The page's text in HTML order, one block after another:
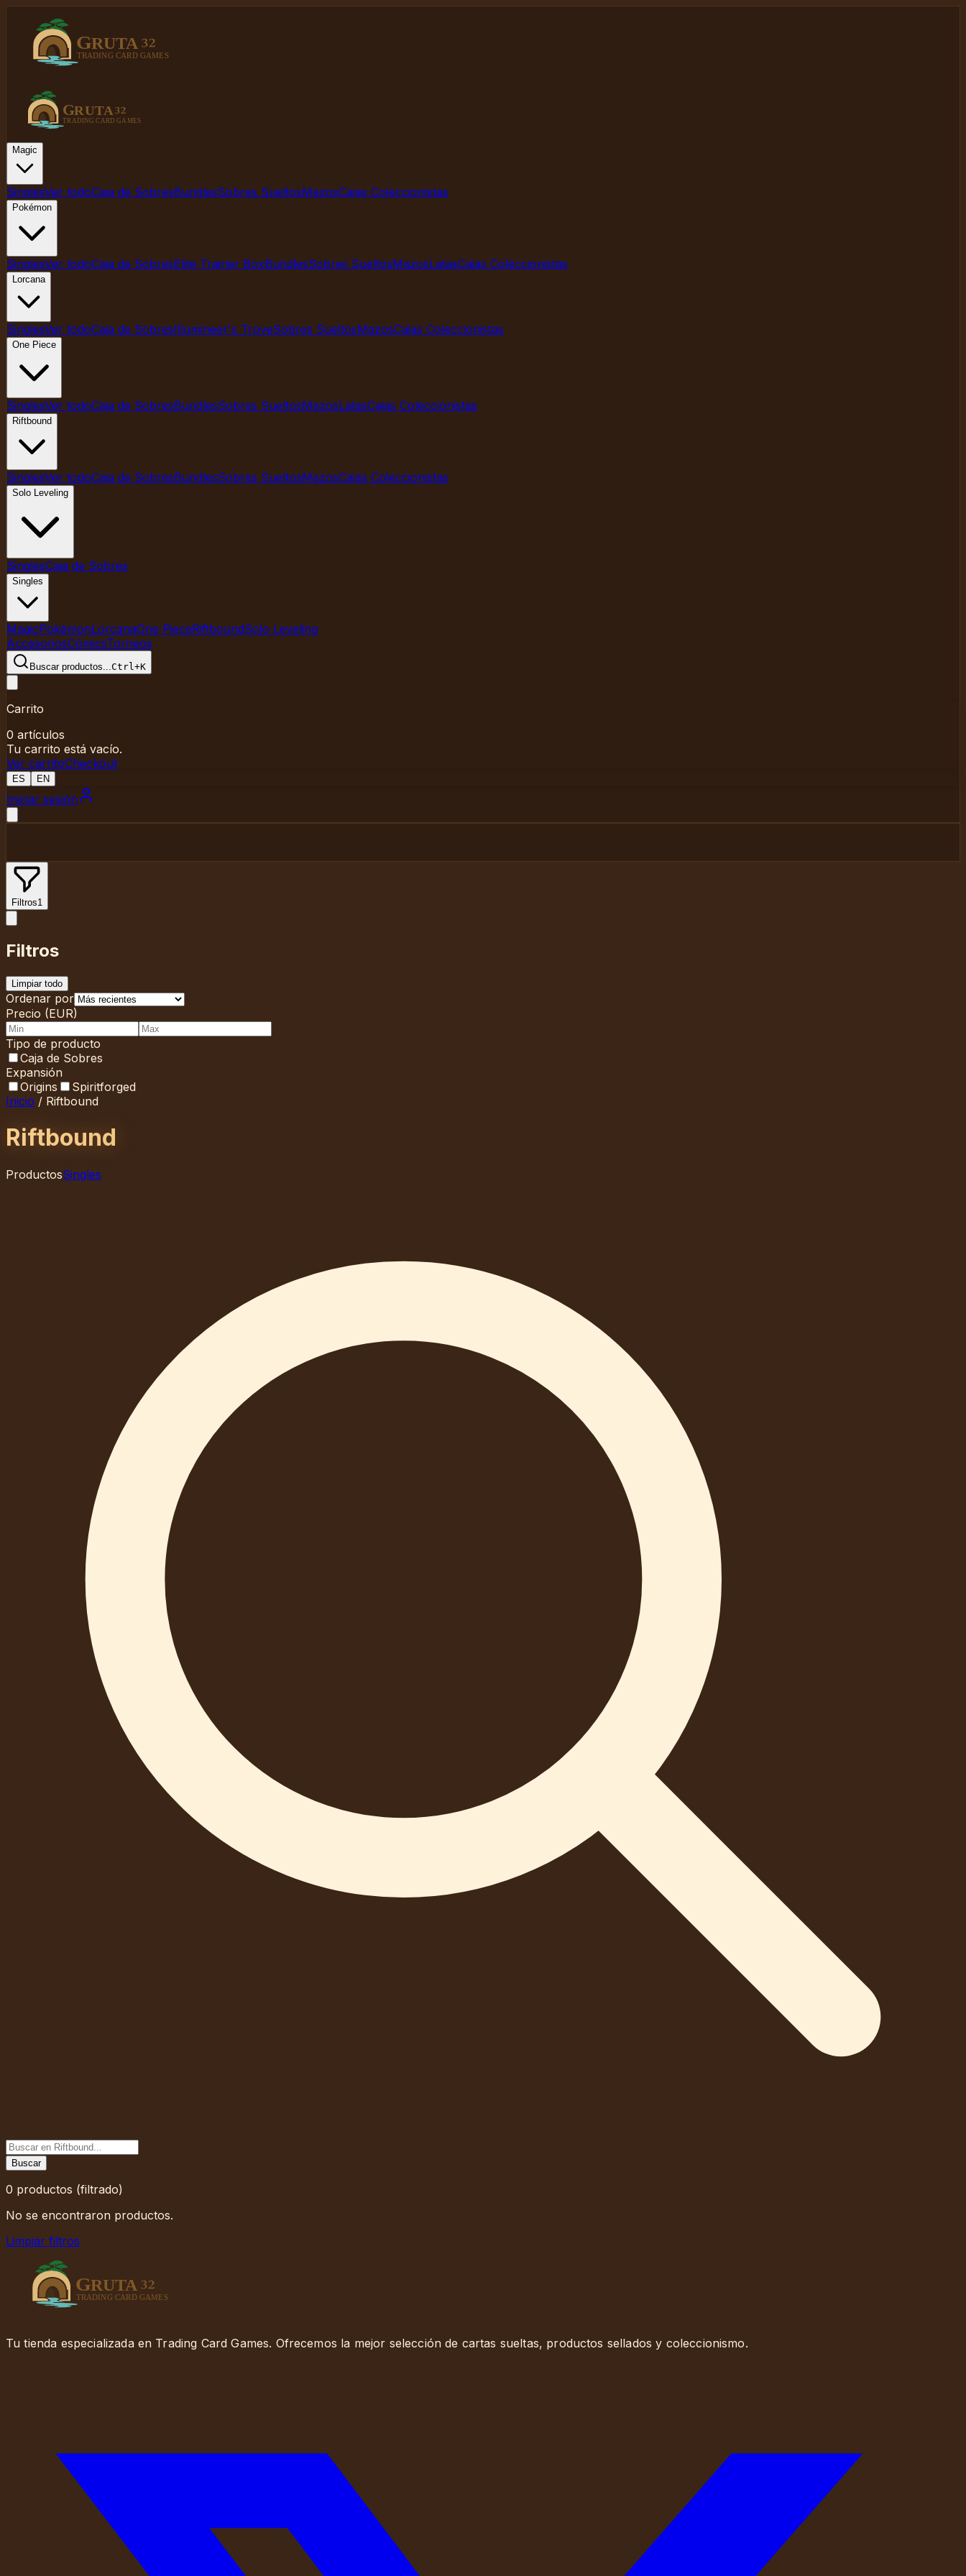
Magic
SinglesVer todoCaja de SobresBundlesSobres SueltosMazosCajas Coleccionistas
Pokémon
SinglesVer todoCaja de SobresElite Trainer BoxBundlesSobres SueltosMazosLatasCajas Coleccionistas
Lorcana
SinglesVer todoCaja de SobresIllumineer's TroveSobres SueltosMazosCajas Coleccionistas
One Piece
SinglesVer todoCaja de SobresBundlesSobres SueltosMazosLatasCajas Coleccionistas
Riftbound
SinglesVer todoCaja de SobresBundlesSobres SueltosMazosCajas Coleccionistas
Solo Leveling
SinglesCaja de Sobres
Singles
MagicPokémonLorcanaOne PieceRiftboundSolo Leveling
AccesoriosCómicsTorneos
Buscar productos...Ctrl+K
Carrito
0 artículos
Tu carrito está vacío.
Ver carritoCheckout
ES EN
Iniciar sesión
Filtros1
Filtros
Limpiar todo
Ordenar por
Precio (EUR)
Tipo de producto
Caja de Sobres
Expansión
Origins
Spiritforged
Inicio / Riftbound
Riftbound
ProductosSingles
Buscar
0 productos (filtrado)
No se encontraron productos.
Limpiar filtros
Tu tienda especializada en Trading Card Games. Ofrecemos la mejor selección de cartas sueltas, productos sellados y coleccionismo.